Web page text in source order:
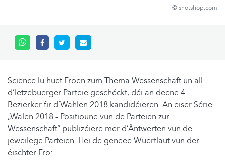
© shotshop.com
Science.lu huet Froen zum Thema Wëssenschaft un all
d’lëtzebuerger Parteie geschéckt, déi an deene 4
Bezierker fir d’Wahlen 2018 kandidéieren. An eiser Série
„Walen 2018 – Positioune vun de Parteien zur
Wëssenschaft“ publizéiere mer d’Äntwerten vun de
jeweilege Parteien. Hei de geneeë Wuertlaut vun der
éischter Fro: